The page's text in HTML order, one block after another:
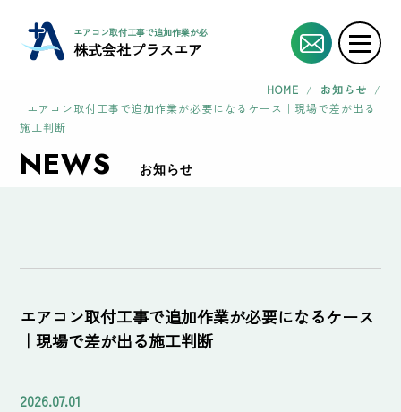
エアコン取付工事で追加作業が必要になるケース｜現場で差が出る施工判断 |
株式会社プラスエア
HOME / お知らせ /
エアコン取付工事で追加作業が必要になるケース｜現場で差が出る
施工判断
NEWS お知らせ
エアコン取付工事で追加作業が必要になるケース
｜現場で差が出る施工判断
2026.07.01